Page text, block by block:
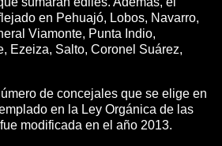
en Pehuajó, Lobos, Navarro,
Viamonte, Punta Indio,
Ezeiza, Salto, Coronel Suárez,
de concejales que se elige en
en la Ley Orgánica de las
modificada en el año 2013.